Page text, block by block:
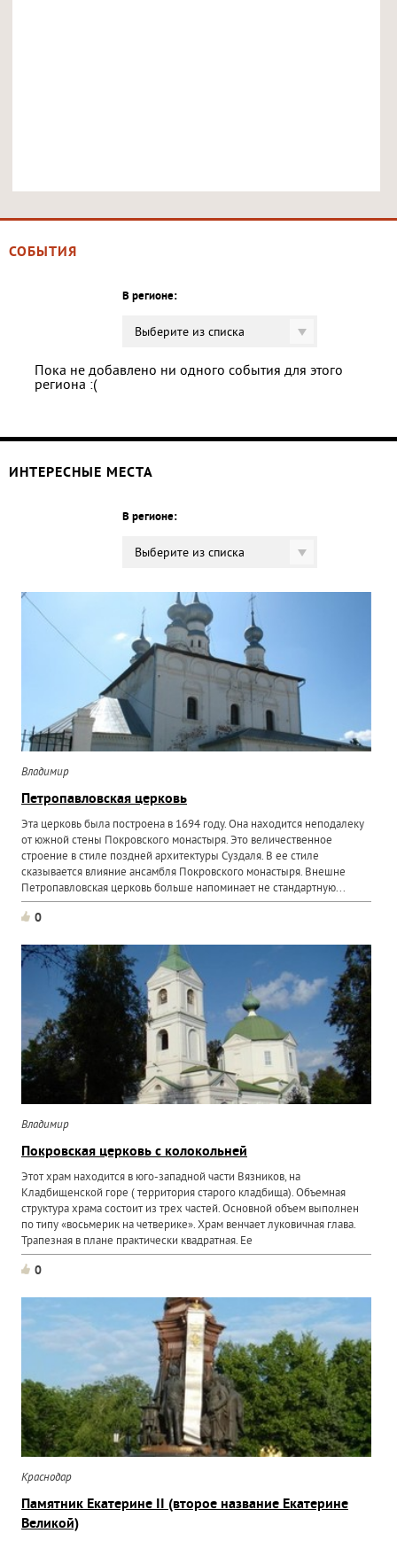
СОБЫТИЯ
В регионе:
Выберите из списка
Пока не добавлено ни одного события для этого
региона :(
ИНТЕРЕСНЫЕ МЕСТА
В регионе:
Выберите из списка
Владимир
Петропавловская церковь
Эта церковь была построена в 1694 году. Она находится неподалеку
от южной стены Покровского монастыря. Это величественное
строение в стиле поздней архитектуры Суздаля. В ее стиле
сказывается влияние ансамбля Покровского монастыря. Внешне
Петропавловская церковь больше напоминает не стандартную...
0
Владимир
Покровская церковь с колокольней
Этот храм находится в юго-западной части Вязников, на
Кладбищенской горе ( территория старого кладбища). Объемная
структура храма состоит из трех частей. Основной объем выполнен
по типу «восьмерик на четверике». Храм венчает луковичная глава.
Трапезная в плане практически квадратная. Ее
0
Краснодар
Памятник Екатерине II (второе название Екатерине
Великой)